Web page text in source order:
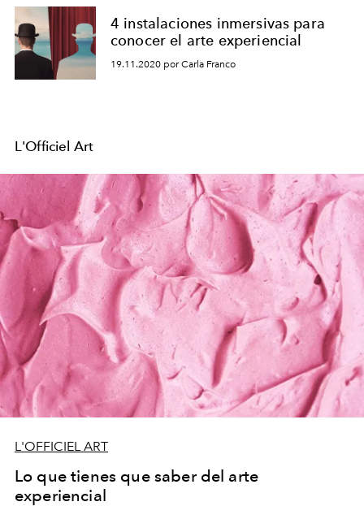
4 instalaciones inmersivas para
conocer el arte experiencial
19.11.2020 por Carla Franco
L'Officiel Art
L'OFFICIEL ART
Lo que tienes que saber del arte
experiencial